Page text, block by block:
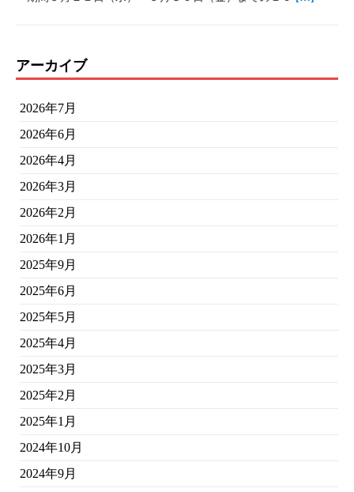
アーカイブ
2026年7月
2026年6月
2026年4月
2026年3月
2026年2月
2026年1月
2025年9月
2025年6月
2025年5月
2025年4月
2025年3月
2025年2月
2025年1月
2024年10月
2024年9月